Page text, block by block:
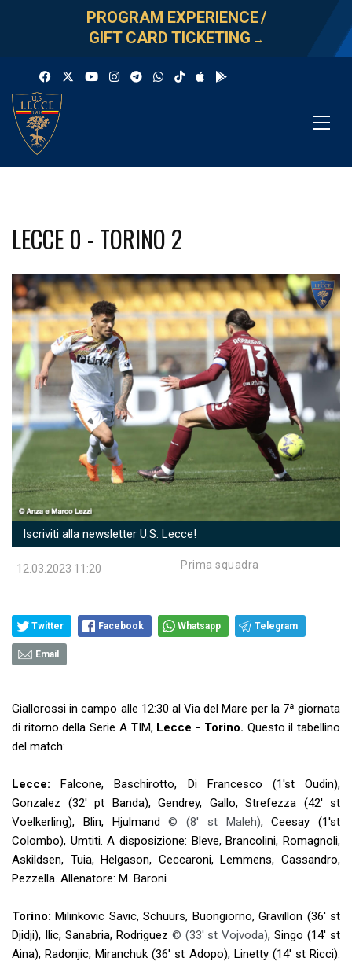
PROGRAM EXPERIENCE/
GIFT CARD TICKETING →
LECCE 0 - TORINO 2
Iscriviti alla newsletter U.S. Lecce!
12.03.2023 11:20 Prima squadra
Twitter Facebook Whatsapp Telegram
Email
Giallorossi in campo alle 12:30 al Via del Mare per la 7ª giornata
di ritorno della Serie A TIM, Lecce - Torino. Questo il tabellino
del match:
Lecce:Falcone, Baschirotto, Di Francesco (1'st Oudin),
Gonzalez (32' pt Banda), Gendrey, Gallo, Strefezza (42' st
Voelkerling), Blin, Hjulmand© (8' st Maleh), Ceesay (1'st
Colombo), Umtiti. A disposizione: Bleve, Brancolini, Romagnoli,
Askildsen, Tuia, Helgason, Ceccaroni, Lemmens, Cassandro,
Pezzella. Allenatore: M. Baroni
Torino: Milinkovic Savic, Schuurs, Buongiorno, Gravillon (36' st
Djidji), Ilic, Sanabria, Rodriguez © (33' st Vojvoda), Singo (14' st
Aina), Radonjic, Miranchuk (36' st Adopo), Linetty (14' st Ricci).